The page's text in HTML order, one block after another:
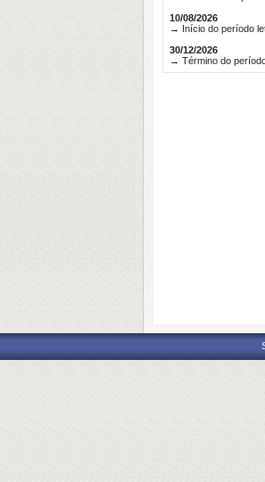
10/08/2026
→ Início do período
30/12/2026
→ Término do